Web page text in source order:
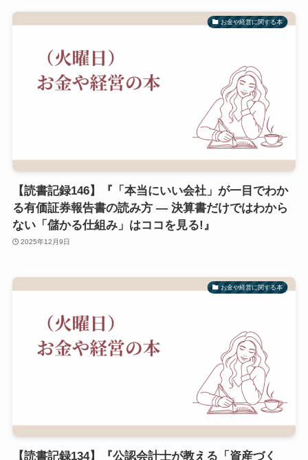
お金や経営に関する本
【読書記録146】『「本当にいい会社」が一目でわか
る有価証券報告書の読み方 ― 決算書だけではわから
ない「儲かる仕組み」はココを見る!』
2025年12月9日
お金や経営に関する本
【読書記録134】『公認会計士が教える「資産づく